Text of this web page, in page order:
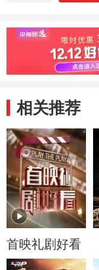
相关推荐
首映礼剧好看